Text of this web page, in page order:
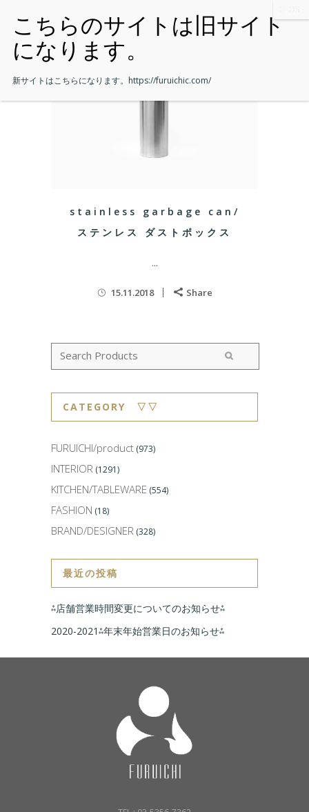
stainless garbage can/
ステンレス ダストボックス
...
15.11.2018 Share
CATEGORY ▽▽
FURUICHI/product (973)
INTERIOR (1291)
KITCHEN/TABLEWARE (554)
FASHION (18)
BRAND/DESIGNER (328)
最近の投稿
⁂店舗営業時間変更についてのお知らせ⁂
2020-2021⁂年末年始営業日のお知らせ⁂
新サイトはこちらになります。 https://furuichic.com/